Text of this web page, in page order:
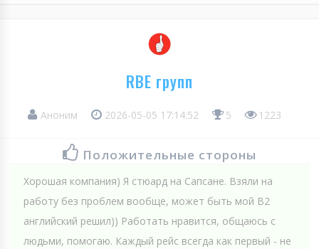
RBE групп
Аноним 2026-05-05 17:14:52 5 1223
Положительные стороны
Хорошая компания) Я стюард на Сапсане. Взяли на
работу без проблем вообще, может быть мой B2
английский решил)) Работать нравится, общаюсь с
людьми, помогаю. Каждый рейс всегда как первый - не